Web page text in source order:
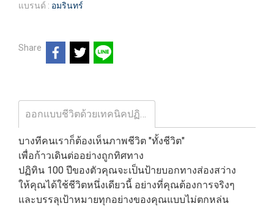
แบรนด์ : อมรินทร์
Share
บางทีคนเราก็ต้องเห็นภาพชีวิต "ทั้งชีวิต"
เพื่อก้าวเดินต่ออย่างถูกทิศทาง
ปฏิทิน 100 ปีของตัวคุณจะเป็นป้ายบอกทางส่องสว่าง
ให้คุณได้ใช้ชีวิตหนึ่งเดียวนี้ อย่างที่คุณต้องการจริงๆ
และบรรลุเป้าหมายทุกอย่างของคุณแบบไม่ตกหล่น